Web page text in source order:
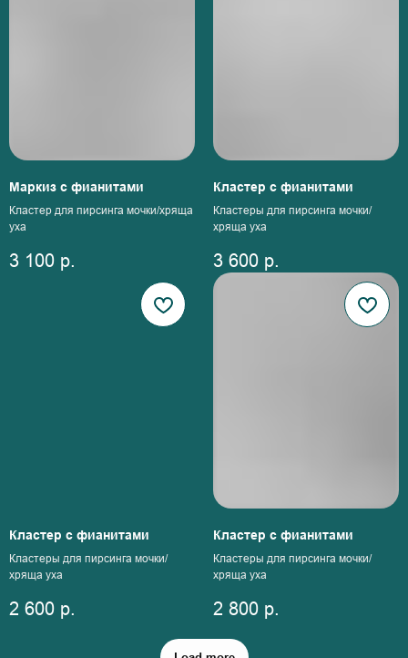
Маркиз с фианитами
Кластер для пирсинга мочки/хряща
уха
3 100 р.
Кластер с фианитами
Кластеры для пирсинга мочки/
хряща уха
3 600 р.
Кластер с фианитами
Кластеры для пирсинга мочки/
хряща уха
2 600 р.
Кластер с фианитами
Кластеры для пирсинга мочки/
хряща уха
2 800 р.